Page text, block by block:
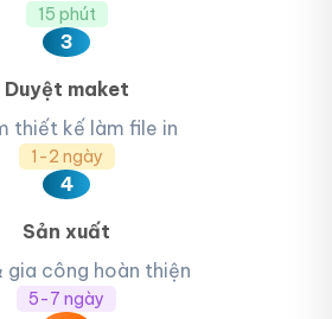
15 phút
3
Duyệt maket
thiết kế làm file in
1-2 ngày
4
Sản xuất
gia công hoàn thiện
5-7 ngày